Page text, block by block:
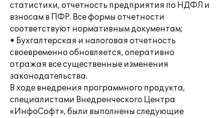
статистики, отчетность предприятия по НДФЛ и
взносам в ПФР. Все формы отчетности
соответствуют нормативным документам;
• Бухгалтерская и налоговая отчетность
своевременно обновляется, оперативно
отражая все существенные изменения
законодательства.
В ходе внедрения программного продукта,
специалистами Внедренческого Центра
«ИнфоСофт», были выполнены следующие